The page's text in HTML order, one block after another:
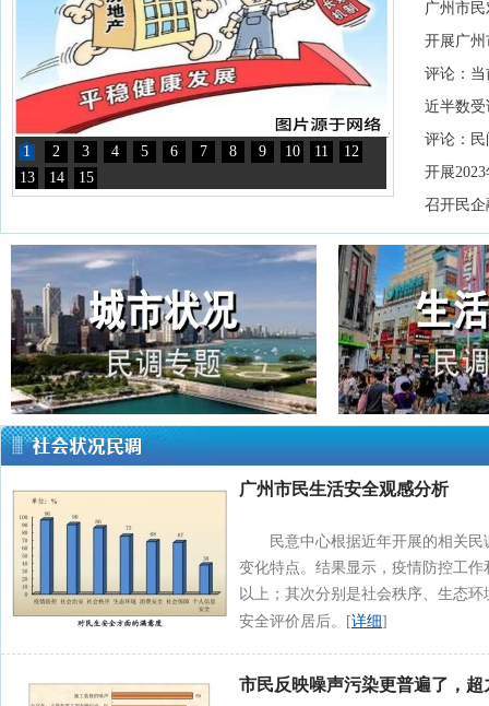
1 2 3 4 5 6 7 8 9 10 11
12
13
14 15
广州市
开展广
评论：
近半数
评论：
开展
召开民
广州市民生活安全观感分析
民意中心根据近年开展的相关
变化特点。结果显示，疫情防控工
以上；其次分别是社会秩序、生态
安全评价居后。[详细]
市民反映噪声污染更普遍了，超